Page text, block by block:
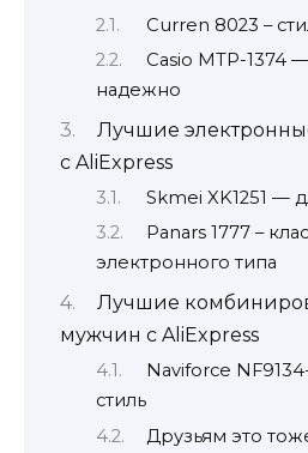
Curren 8023 –
Casio MTP-1374
надежно
Лучшие
с AliExpress
Skmei XK1251 —
Panars 1777 –
электронного типа
Лучшие
мужчин с AliExpress
Naviforce
стиль
Друзьям это